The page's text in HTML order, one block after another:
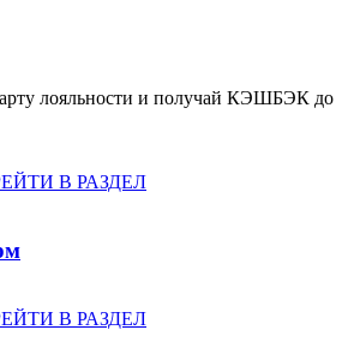
лояльности и получай КЭШБЭК до
В РАЗДЕЛ
В РАЗДЕЛ